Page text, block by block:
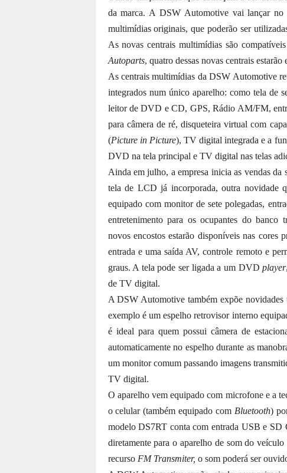
da marca. A DSW Automotive vai lançar no
multimídias originais, que poderão ser
As novas centrais multimídias são
Autoparts, quatro dessas novas centrais estarão
As centrais multimídias da DSW Automotive
integrados num único aparelho: como tela de
leitor de DVD e CD, GPS, Rádio AM/FM,
para câmera de ré, disqueteira virtual com
(Picture in Picture), TV digital integrada e a
DVD na tela principal e TV digital nas telas
Ainda em julho, a empresa inicia as vendas
tela de LCD já incorporada, outra novidade
equipado com monitor de sete polegadas,
entretenimento para os ocupantes do banco
novos encostos estarão disponíveis nas
entrada e uma saída AV, controle remoto e
graus. A tela pode ser ligada a um DVDplayer
de TV digital.
A DSW Automotive também expõe
exemplo é um espelho retrovisor interno
é ideal para quem possui câmera de
automaticamente no espelho durante as
um monitor comum passando imagens
TV digital.
O aparelho vem equipado com microfone e a
o celular (também equipado com Bluetooth)
modelo DS7RT conta com entrada USB e SD
diretamente para o aparelho de som do
recurso FM Transmiter, o som poderá ser